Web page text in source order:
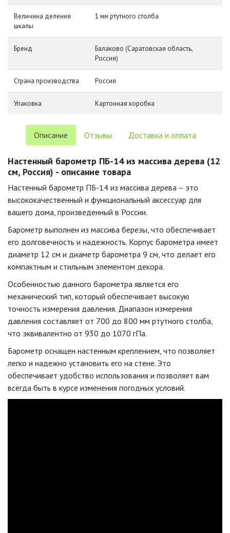
Величина деления
шкалы
1 мм ртутного столба
Бренд
Балаково (Саратовская область,
Россия)
Страна производства Россия
Упаковка Картонная коробка
Описание Отзывы Доставка и оплата
Настенный барометр ПБ-14 из массива дерева (12
см, Россия) - описание товара
Настенный барометр ПБ-14 из массива дерева – это
высококачественный и функциональный аксессуар для
вашего дома, произведенный в России.
Барометр выполнен из массива березы, что обеспечивает
его долговечность и надежность. Корпус барометра имеет
диаметр 12 см и диаметр барометра 9 см, что делает его
компактным и стильным элементом декора.
Особенностью данного барометра является его
механический тип, который обеспечивает высокую
точность измерения давления. Диапазон измерения
давления составляет от 700 до 800 мм ртутного столба,
что эквивалентно от 930 до 1070 гПа.
Барометр оснащен настенным креплением, что позволяет
легко и надежно установить его на стене. Это
обеспечивает удобство использования и позволяет вам
всегда быть в курсе изменения погодных условий.